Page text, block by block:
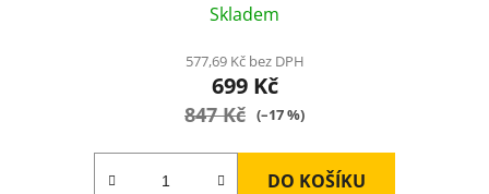
Skladem
577,69 Kč bez DPH
699 Kč
847 Kč (–17 %)
DO KOŠÍKU